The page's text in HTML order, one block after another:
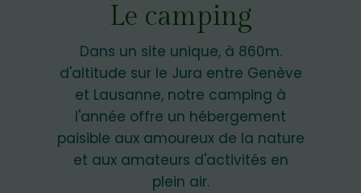
Le camping
Dans un site unique, à 860m.
d'altitude sur le Jura entre Genève
et Lausanne, notre camping à
l'année offre un hébergement
paisible aux amoureux de la nature
et aux amateurs d'activités en
plein air.